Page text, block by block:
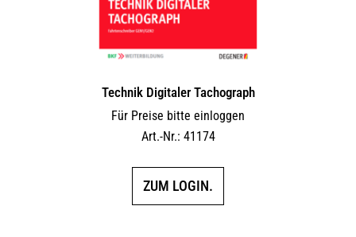
Technik Digitaler Tachograph
Für Preise bitte einloggen
Art.-Nr.: 41174
ZUM LOGIN.